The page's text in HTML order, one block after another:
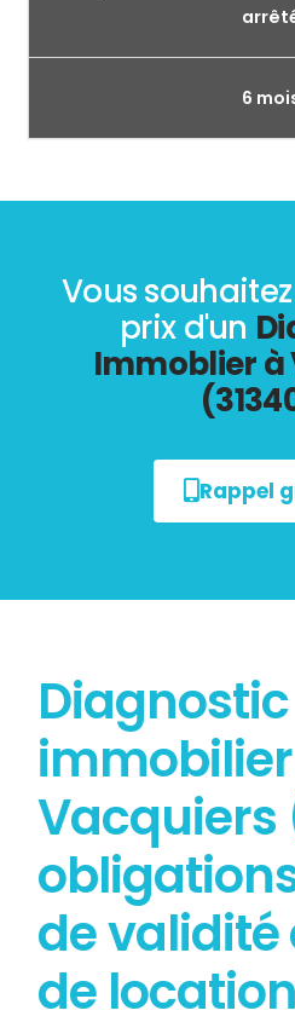
6
Vous
prix d'un
Immoblier à
Rappel
Diagnostic
Vacquiers
de validité
de location